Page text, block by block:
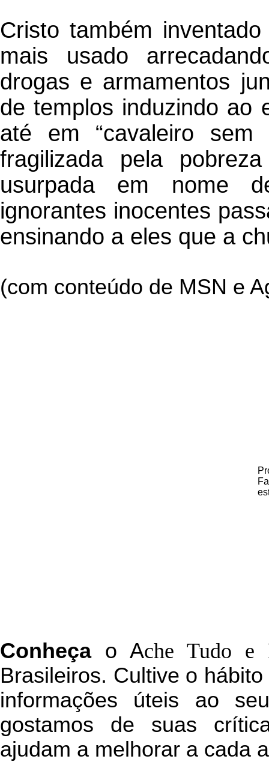
Cristo também
mais usado
drogas e armamentos
de templos induzindo ao
até em “cavaleiro sem
fragilizada pela
usurpada em nome
ignorantes inocentes
ensinando a eles que a
(com conteúdo de MSN e
Conheçao Ache Tudo e
Brasileiros. Cultive o
informações úteis ao
gostamos de suas
ajudam a melhorar a cada